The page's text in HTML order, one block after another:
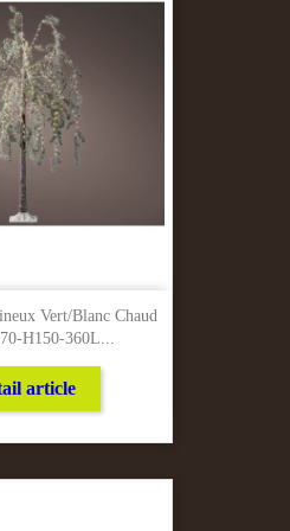
Vert/Blanc Chaud
H150-360L...
article